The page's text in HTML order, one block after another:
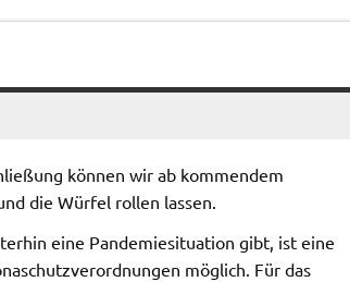
können wir ab kommendem
die Würfel rollen lassen.
eine Pandemiesituation gibt, ist eine
möglich. Für das